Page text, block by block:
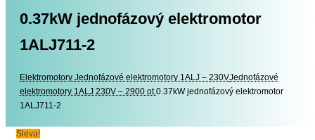
0.37kW jednofázový elektromotor
1ALJ711-2
Elektromotory Elektromotory
Jednofázové elektromotory 1ALJ – 230VJednofázové
elektromotory 1ALJ 230V – 2900 ot.0.37kW jednofázový elektromotor
1ALJ711-2
Sleva!